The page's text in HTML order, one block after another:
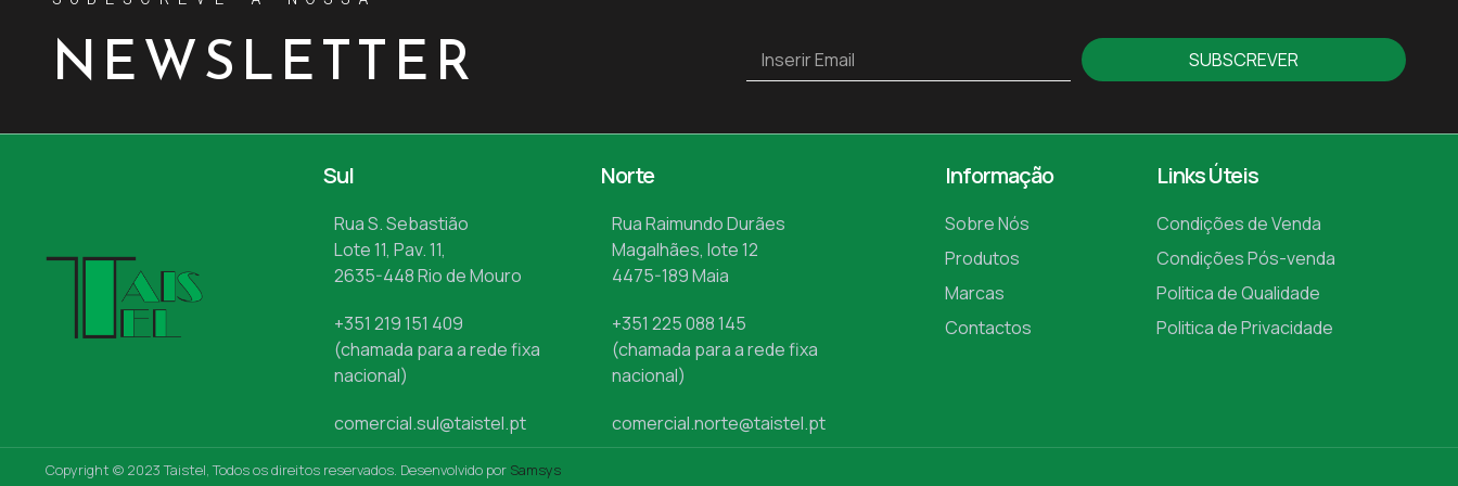
NEWSLETTER SUBSCREVER
Sul
Rua S. Sebastião
Lote 11, Pav. 11,
2635-448 Rio de Mouro
+351 219 151 409
(chamada para a rede fixa
nacional)
comercial.sul@taistel.pt
Norte
Rua Raimundo Durães
Magalhães, lote 12
4475-189 Maia
+351 225 088 145
(chamada para a rede fixa
nacional)
comercial.norte@taistel.pt
Informação
Sobre Nós
Produtos
Marcas
Contactos
Links Úteis
Condições de Venda
Condições Pós-venda
Politica de Qualidade
Politica de Privacidade
Copyright © 2023 Taistel, Todos os direitos reservados. Desenvolvido por Samsys